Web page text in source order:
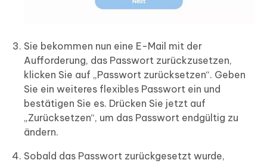
Sie bekommen nun eine E-Mail mit der
Aufforderung, das Passwort zurückzusetzen,
klicken Sie auf „Passwort zurücksetzen“. Geben
Sie ein weiteres flexibles Passwort ein und
bestätigen Sie es. Drücken Sie jetzt auf
„Zurücksetzen“, um das Passwort endgültig zu
ändern.
Sobald das Passwort zurückgesetzt wurde,